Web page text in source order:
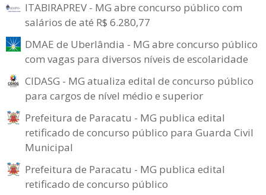
ITABIRAPREV - MG abre concurso público com
salários de até R$ 6.280,77
DMAE de Uberlândia - MG abre concurso público
com vagas para diversos níveis de escolaridade
CIDASG - MG atualiza edital de concurso público
para cargos de nível médio e superior
Prefeitura de Paracatu - MG publica edital
retificado de concurso público para Guarda Civil
Municipal
Prefeitura de Paracatu - MG publica edital
retificado de concurso público